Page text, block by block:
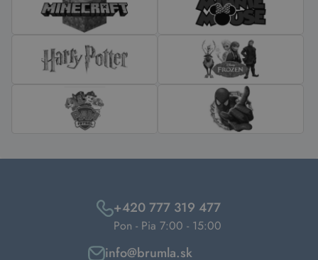
+420 777 319 477
Pon - Pia 7:00 - 15:00
info@brumla.sk